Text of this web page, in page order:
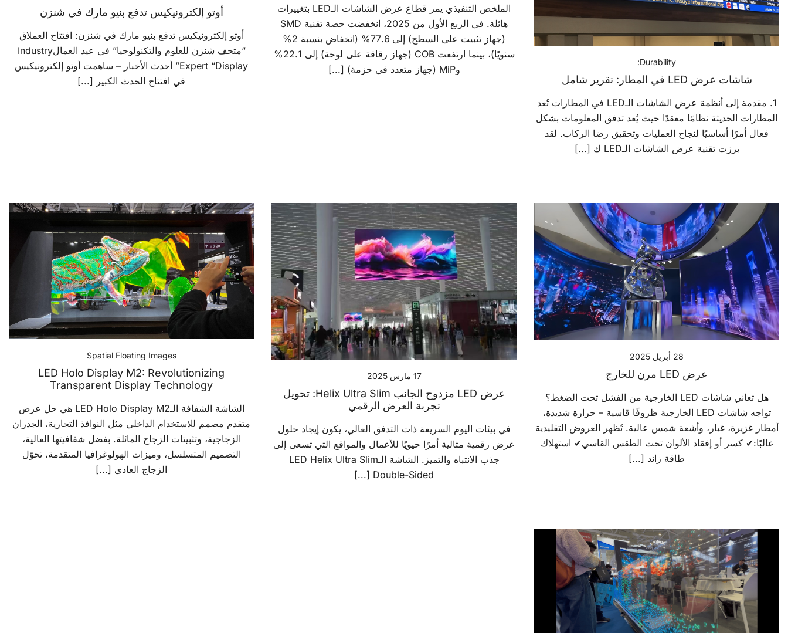
Durability:
شاشات عرض LED في المطار: تقرير شامل
1. مقدمة إلى أنظمة عرض الشاشات الـLED في المطارات تُعد
المطارات الحديثة نظامًا معقدًا حيث يُعد تدفق المعلومات بشكل
فعال أمرًا أساسيًا لنجاح العمليات وتحقيق رضا الركاب. لقد
برزت تقنية عرض الشاشات الـLED ك [...]
الملخص التنفيذي يمر قطاع عرض الشاشات الـLED بتغييرات
هائلة. في الربع الأول من 2025، انخفضت حصة تقنية SMD
(جهاز تثبيت على السطح) إلى 77.6% (انخفاض بنسبة 2%
سنويًا)، بينما ارتفعت COB (جهاز رقاقة على لوحة) إلى 22.1%
وMiP (جهاز متعدد في حزمة) [...]
أوتو إلكترونيكيس تدفع بنيو مارك في شنزن
أوتو إلكترونيكيس تدفع بنيو مارك في شنزن: افتتاح العملاق
“متحف شنزن للعلوم والتكنولوجيا” في عيد العمالIndustry
Expert “Display” أحدث الأخبار – ساهمت أوتو إلكترونيكيس
في افتتاح الحدث الكبير [...]
28 أبريل 2025
عرض LED مرن للخارج
هل تعاني شاشات LED الخارجية من الفشل تحت الضغط؟
تواجه شاشات LED الخارجية ظروفًا قاسية – حرارة شديدة،
أمطار غزيرة، غبار، وأشعة شمس عالية. تُظهر العروض التقليدية
غالبًا:✔ كسر أو إفقاد الألوان تحت الطقس القاسي✔ استهلاك
طاقة زائد [...]
17 مارس 2025
عرض LED مزدوج الجانب Helix Ultra Slim: تحويل
تجربة العرض الرقمي
في بيئات اليوم السريعة ذات التدفق العالي، يكون إيجاد حلول
عرض رقمية مثالية أمرًا حيويًا للأعمال والمواقع التي تسعى إلى
جذب الانتباه والتميز. الشاشة الـLED Helix Ultra Slim
Double-Sided [...]
Spatial Floating Images
LED Holo Display M2: Revolutionizing
Transparent Display Technology
الشاشة الشفافة الـLED Holo Display M2 هي حل عرض
متقدم مصمم للاستخدام الداخلي مثل النوافذ التجارية، الجدران
الزجاجية، وتثبيتات الزجاج المائلة. بفضل شفافيتها العالية،
التصميم المتسلسل، وميزات الهولوغرافيا المتقدمة، تحوّل
الزجاج العادي [...]